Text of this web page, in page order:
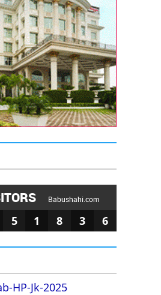
Babushahi.com
5 1 8 3 6
HP-Jk-2025